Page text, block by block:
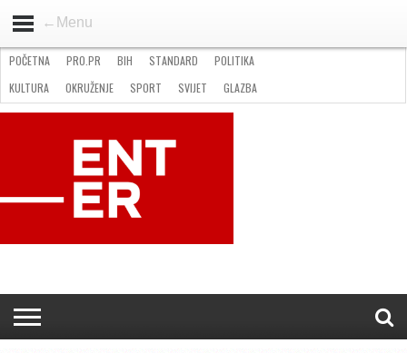
←Menu
STANDARD
GOSPODARSTVO
OKRUŽENJE
POČETNA PRO.PR BIH STANDARD
POLITIKA
KULTURA
OKRUŽENJE SPORT SVIJET
GLAZBA
NATJEČAJI
FILMING LOCATION IN BH KONTAKT